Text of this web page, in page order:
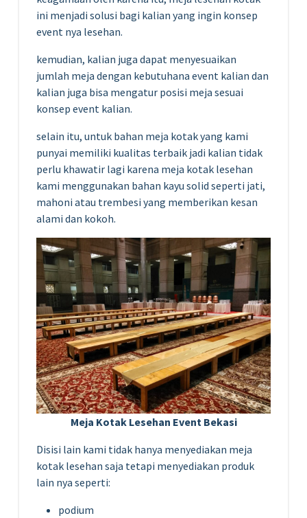
ini menjadi solusi bagi kalian yang ingin konsep
event nya lesehan.
kemudian, kalian juga dapat menyesuaikan
jumlah meja dengan kebutuhana event kalian dan
kalian juga bisa mengatur posisi meja sesuai
konsep event kalian.
selain itu, untuk bahan meja kotak yang kami
punyai memiliki kualitas terbaik jadi kalian tidak
perlu khawatir lagi karena meja kotak lesehan
kami menggunakan bahan kayu solid seperti jati,
mahoni atau trembesi yang memberikan kesan
alami dan kokoh.
Meja Kotak Lesehan Event Bekasi
Disisi lain kami tidak hanya menyediakan meja
kotak lesehan saja tetapi menyediakan produk
lain nya seperti:
podium